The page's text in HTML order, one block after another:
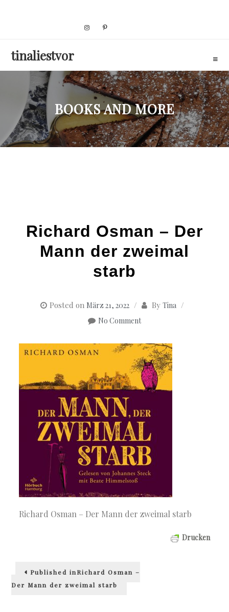
tinaliestvor
BOOKS AND MORE
Richard Osman – Der
Mann der zweimal
starb
Posted on März 21, 2022 By Tina
No Comment
Richard Osman – Der Mann der zweimal starb
Drucken
Beitragsnavigation
Published inRichard Osman –
Der Mann der zweimal starb